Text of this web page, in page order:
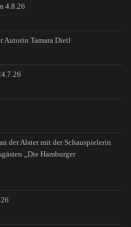
4.8.26
Autorin Tamara Dietl
der Alster mit der Schauspielerin
„Die Hamburger